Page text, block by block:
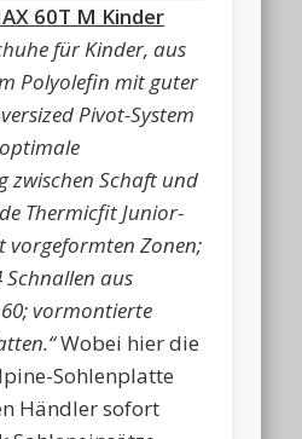
60T M Kinder
für Kinder, aus
Polyolefin mit guter
Pivot-System
zwischen Schaft und
Thermicfit Junior-
vorgeformten Zonen;
aus
vormontierte
Wobei hier die
Sohlenplatte
Händler sofort